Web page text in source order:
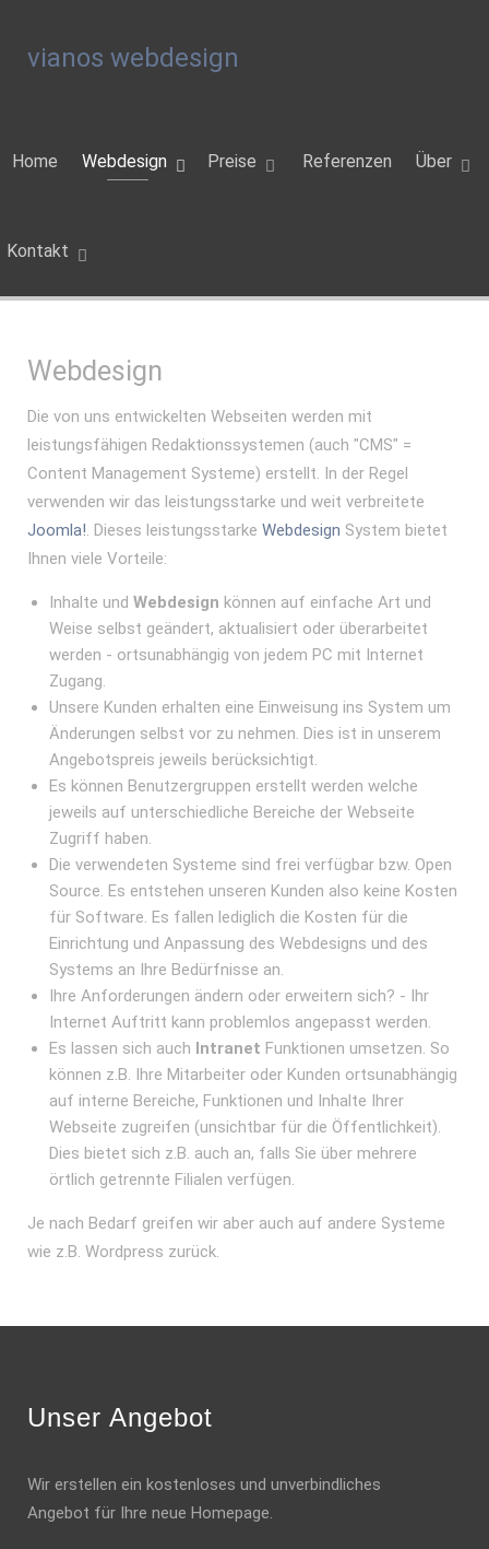
vianos webdesign
Home Webdesign Preise Referenzen Über
Kontakt
Webdesign
Die von uns entwickelten Webseiten werden mit
leistungsfähigen Redaktionssystemen (auch "CMS" =
Content Management Systeme) erstellt. In der Regel
verwenden wir das leistungsstarke und weit verbreitete
Joomla!. Dieses leistungsstarke Webdesign System bietet
Ihnen viele Vorteile:
Inhalte und Webdesign können auf einfache Art und
Weise selbst geändert, aktualisiert oder überarbeitet
werden - ortsunabhängig von jedem PC mit Internet
Zugang.
Unsere Kunden erhalten eine Einweisung ins System um
Änderungen selbst vor zu nehmen. Dies ist in unserem
Angebotspreis jeweils berücksichtigt.
Es können Benutzergruppen erstellt werden welche
jeweils auf unterschiedliche Bereiche der Webseite
Zugriff haben.
Die verwendeten Systeme sind frei verfügbar bzw. Open
Source. Es entstehen unseren Kunden also keine Kosten
für Software. Es fallen lediglich die Kosten für die
Einrichtung und Anpassung des Webdesigns und des
Systems an Ihre Bedürfnisse an.
Ihre Anforderungen ändern oder erweitern sich? - Ihr
Internet Auftritt kann problemlos angepasst werden.
Es lassen sich auch Intranet Funktionen umsetzen. So
können z.B. Ihre Mitarbeiter oder Kunden ortsunabhängig
auf interne Bereiche, Funktionen und Inhalte Ihrer
Webseite zugreifen (unsichtbar für die Öffentlichkeit).
Dies bietet sich z.B. auch an, falls Sie über mehrere
örtlich getrennte Filialen verfügen.
Je nach Bedarf greifen wir aber auch auf andere Systeme
wie z.B. Wordpress zurück.
Unser Angebot
Wir erstellen ein kostenloses und unverbindliches
Angebot für Ihre neue Homepage.